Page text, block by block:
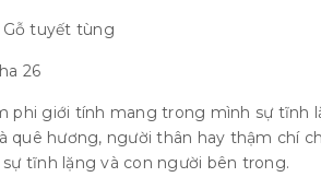
Gỗ tuyết tùng
26
phi giới tính mang trong mình sự tĩnh
quê hương, người thân hay thậm chí
tĩnh lặng và con người bên trong.